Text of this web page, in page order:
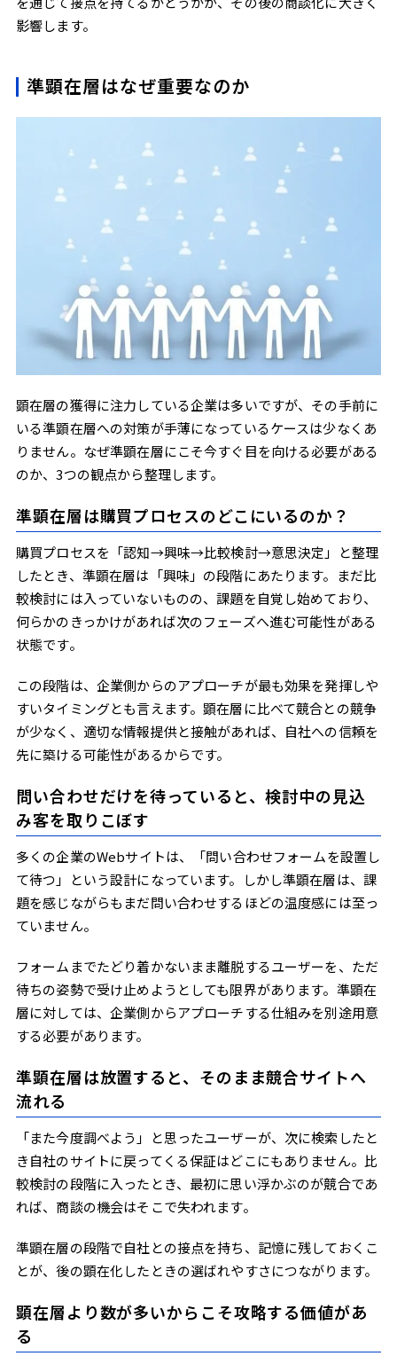
影響します。
準顕在層はなぜ重要なのか
顕在層の獲得に注力している企業は多いですが、その手前に
いる準顕在層への対策が手薄になっているケースは少なくあ
りません。なぜ準顕在層にこそ今すぐ目を向ける必要がある
のか、3つの観点から整理します。
準顕在層は購買プロセスのどこにいるのか？
購買プロセスを「認知→興味→比較検討→意思決定」と整理
したとき、準顕在層は「興味」の段階にあたります。まだ比
較検討には入っていないものの、課題を自覚し始めており、
何らかのきっかけがあれば次のフェーズへ進む可能性がある
状態です。
この段階は、企業側からのアプローチが最も効果を発揮しや
すいタイミングとも言えます。顕在層に比べて競合との競争
が少なく、適切な情報提供と接触があれば、自社への信頼を
先に築ける可能性があるからです。
問い合わせだけを待っていると、検討中の見込
み客を取りこぼす
多くの企業のWebサイトは、「問い合わせフォームを設置し
て待つ」という設計になっています。しかし準顕在層は、課
題を感じながらもまだ問い合わせするほどの温度感には至っ
ていません。
フォームまでたどり着かないまま離脱するユーザーを、ただ
待ちの姿勢で受け止めようとしても限界があります。準顕在
層に対しては、企業側からアプローチする仕組みを別途用意
する必要があります。
準顕在層は放置すると、そのまま競合サイトへ
流れる
「また今度調べよう」と思ったユーザーが、次に検索したと
き自社のサイトに戻ってくる保証はどこにもありません。比
較検討の段階に入ったとき、最初に思い浮かぶのが競合であ
れば、商談の機会はそこで失われます。
準顕在層の段階で自社との接点を持ち、記憶に残しておくこ
とが、後の顕在化したときの選ばれやすさにつながります。
顕在層より数が多いからこそ攻略する価値があ
る